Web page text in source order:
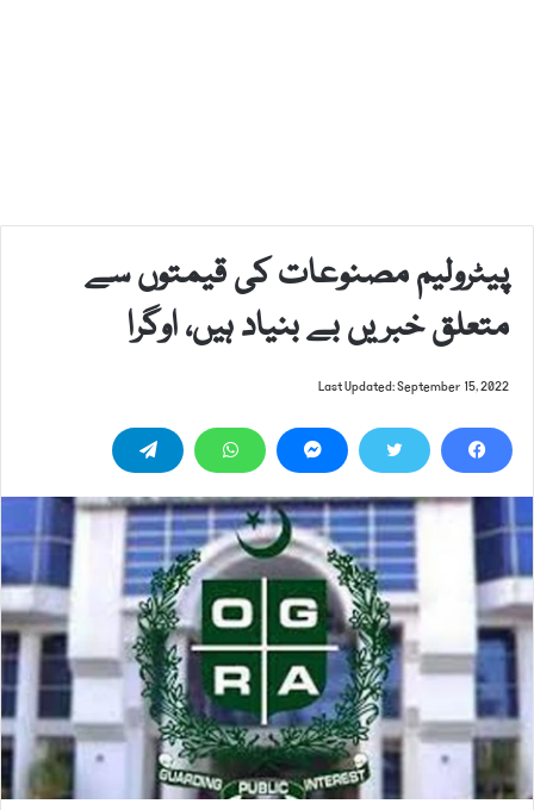
پیٹرولیم مصنوعات کی قیمتوں سے
متعلق خبریں بے بنیاد ہیں، اوگرا
Last Updated: September 15, 2022